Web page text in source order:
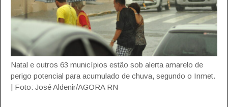
Natal e outros 63 municípios estão sob alerta amarelo de
perigo potencial para acumulado de chuva, segundo o Inmet.
| Foto: José Aldenir/AGORA RN